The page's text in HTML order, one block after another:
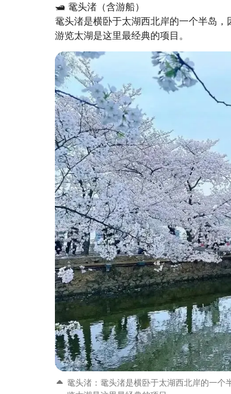
🛥️ 鼋头渚（含游船）
鼋头渚是横卧于太湖西北岸的一个半岛
游览太湖是这里最经典的项目。
鼋头渚：鼋头渚是横卧于太湖西北岸的一